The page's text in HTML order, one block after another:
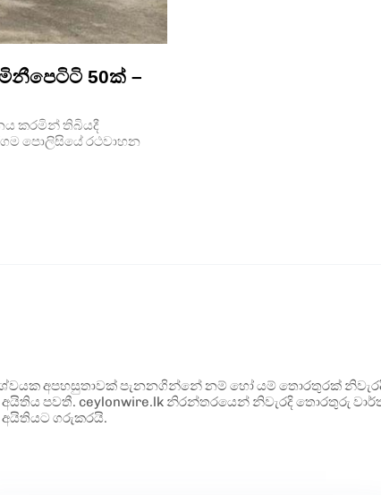
50ක් –
කරමින් තිබියදී
පොලිසියේ රථවාහන
අපහසුතාවක් පැනනගින්නේ නම් හෝ යම් තොරතුරක්
පවතී. ceylonwire.lk නිරන්තරයෙන් නිවැරදි තොරතුරු
අයිතියට ගරුකරයි.